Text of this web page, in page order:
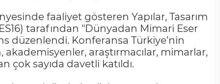
faaliyet gösteren Yapılar, Tasarım
tarafından "Dünyadan Mimari Eser
düzenlendi. Konferansa Türkiye’nin
araştırmacılar, mimarlar,
çok sayıda davetli katıldı.